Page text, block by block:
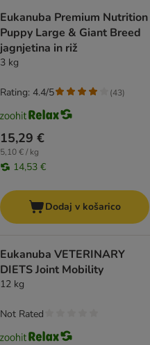
Eukanuba Premium Nutrition
Puppy Large & Giant Breed
jagnjetina in riž
3 kg
15,29 €
5,10 € / kg
14,53 €
Rating: 4.4/5 (43)
Dodaj v košarico
Eukanuba VETERINARY
DIETS Joint Mobility
12 kg
Not Rated